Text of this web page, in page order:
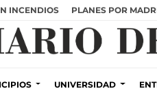
INCENDIOS PLANES POR
UNIVERSIDAD